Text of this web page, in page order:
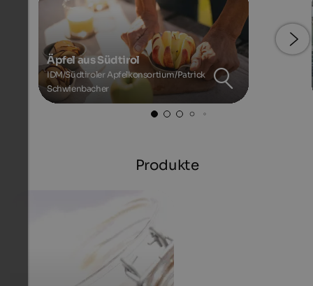
Äpfel aus Südtirol
IDM/Südtiroler Apfelkonsortium/Patrick
Schwienbacher
Produkte